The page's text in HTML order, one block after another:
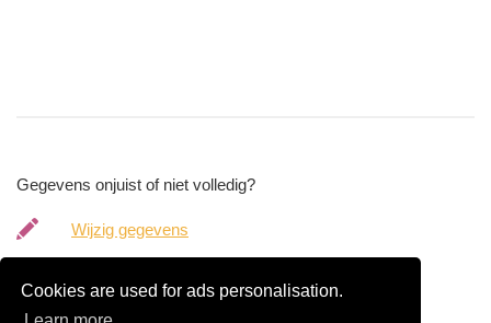
Cookies are used for ads personalisation.
Gegevens onjuist of niet volledig?
Wijzig gegevens